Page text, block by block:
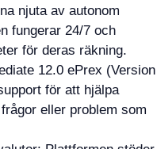
njuta av autonom
fungerar 24/7 och
för deras räkning.
12.0 ePrex (Version
för att hjälpa
eller problem som